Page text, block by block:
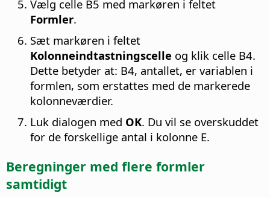
Vælg celle B5 med markøren i feltet
Formler.
Sæt markøren i feltet
Kolonneindtastningscelle og klik celle B4.
Dette betyder at: B4, antallet, er variablen i
formlen, som erstattes med de markerede
kolonneværdier.
Luk dialogen med OK. Du vil se overskuddet
for de forskellige antal i kolonne E.
Beregninger med flere formler
samtidigt